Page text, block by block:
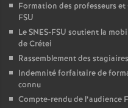
Formation des professeurs et
FSU
LeSNES-FSU soutient la
de Crétei
Rassemblement des
Indemnité forfaitaire de
connu
Compte-rendu de l’audience